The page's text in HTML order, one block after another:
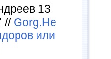
13
// Gorg.Не
или